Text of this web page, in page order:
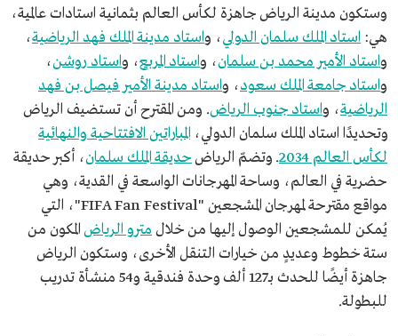
وستكون مدينة الرياض جاهزة لكأس العالم بثمانية استادات عالمية،
هي: استاد الملك سلمان الدولي، واستاد مدينة الملك فهد الرياضية،
واستاد الأمير محمد بن سلمان، واستاد المربع، واستاد روشن،
واستاد جامعة الملك سعود، واستاد مدينة الأمير فيصل بن فهد
الرياضية، واستاد جنوب الرياض. ومن المقترح أن تستضيف الرياض
وتحديدًا استاد الملك سلمان الدولي، المباراتين الافتتاحية والنهائية
لكأس العالم 2034
. وتضمّ الرياضحديقة الملك سلمان، أكبر حديقة
حضرية في العالم، وساحة المهرجانات الواسعة في القدية، وهي
مواقع مقترحة لمهرجان المشجعين "FIFA Fan Festival"، التي
يُمكن للمشجعين الوصول إليها من خلال مترو الرياضالمكون من
ستة خطوط وعديدٍ من خيارات التنقل الأخرى، وستكون الرياض
جاهزة أيضًا للحدث بـ127 ألف وحدة فندقية و54 منشأة تدريب
للبطولة.